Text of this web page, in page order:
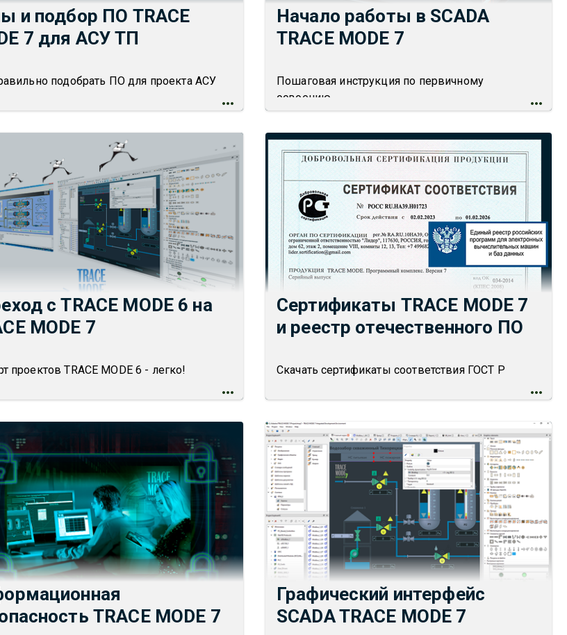
и подбор ПО TRACE
7 для АСУ ТП
подобрать ПО для проекта АСУ
Начало работы в SCADA
TRACE MODE 7
Пошаговая инструкция по первичному
освоению
с TRACE MODE 6 на
MODE 7
проектов TRACE MODE 6 - легко!
Сертификаты TRACE MODE 7
и реестр отечественного ПО
Скачать сертификаты соответствия ГОСТ Р
TRACE MODE 7
Графический интерфейс
SCADA TRACE MODE 7